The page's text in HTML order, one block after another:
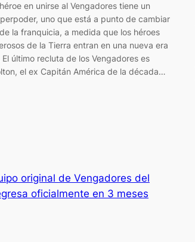
en unirse al Vengadores tiene un
uno que está a punto de cambiar
la franquicia, a medida que los héroes
de la Tierra entran en una nueva era
El último recluta de los Vengadores es
el ex Capitán América de la década…